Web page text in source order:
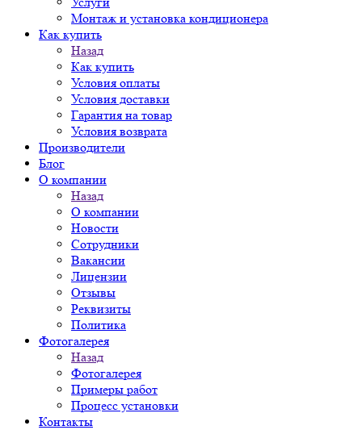
Монтаж и установка кондиционера
Как купить
Назад
Как купить
Условия оплаты
Условия доставки
Гарантия на товар
Условия возврата
Производители
Блог
О компании
Назад
О компании
Новости
Сотрудники
Вакансии
Лицензии
Отзывы
Реквизиты
Политика
Фотогалерея
Назад
Фотогалерея
Примеры работ
Процесс установки
Контакты